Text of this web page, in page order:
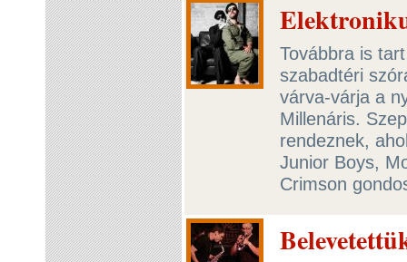
Továbbra is
szabadtéri
várva-várja a
Millenáris.
rendeznek,
Junior Boys,
Crimson